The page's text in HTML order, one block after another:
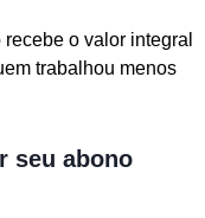
o valor integral
trabalhou menos
seu abono